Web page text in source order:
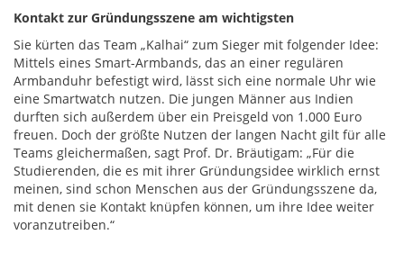
Kontakt zur Gründungsszene am wichtigsten
Sie kürten das Team „Kalhai“ zum Sieger mit folgender Idee:
Mittels eines Smart-Armbands, das an einer regulären
Armbanduhr befestigt wird, lässt sich eine normale Uhr wie
eine Smartwatch nutzen. Die jungen Männer aus Indien
durften sich außerdem über ein Preisgeld von 1.000 Euro
freuen. Doch der größte Nutzen der langen Nacht gilt für alle
Teams gleichermaßen, sagt Prof. Dr. Bräutigam: „Für die
Studierenden, die es mit ihrer Gründungsidee wirklich ernst
meinen, sind schon Menschen aus der Gründungsszene da,
mit denen sie Kontakt knüpfen können, um ihre Idee weiter
voranzutreiben.“